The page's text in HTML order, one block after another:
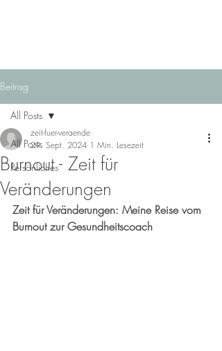
Beitrag
All Posts
Persönliches
All Posts
Burnout - Zeit für
Veränderungen
zeit-fuer-veraende
29. Sept. 2024 1 Min. Lesezeit
Zeit für Veränderungen: Meine Reise vom
Burnout zur Gesundheitscoach